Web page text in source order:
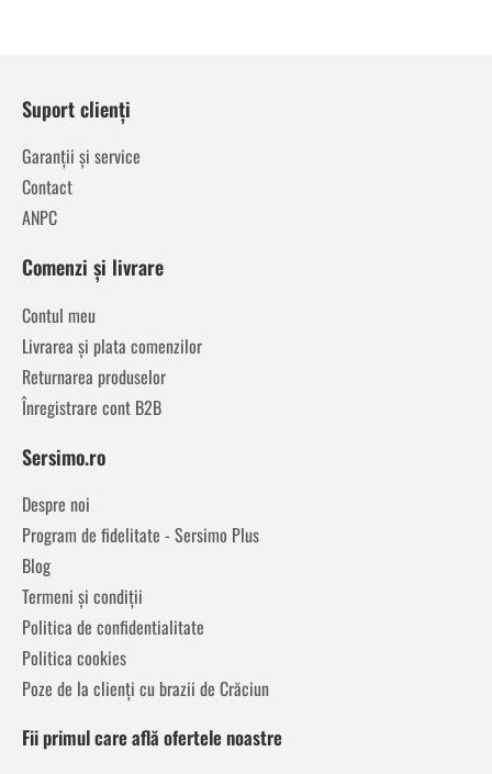
Suport clienți
Garanții și service
Contact
ANPC
Comenzi și livrare
Contul meu
Livrarea și plata comenzilor
Returnarea produselor
Înregistrare cont B2B
Sersimo.ro
Despre noi
Program de fidelitate - Sersimo Plus
Blog
Termeni și condiții
Politica de confidentialitate
Politica cookies
Poze de la clienți cu brazii de Crăciun
Fii primul care află ofertele noastre